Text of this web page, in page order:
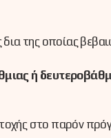
της οποίας
ή
στο παρόν